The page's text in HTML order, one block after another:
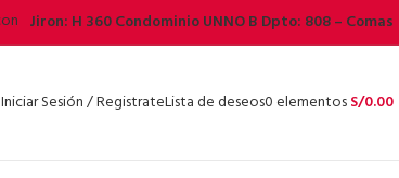
Jiron: H 360 Condominio UNNO B Dpto: 808 – Comas
Iniciar Sesión / RegistrateLista de deseos0elementosS/0.00